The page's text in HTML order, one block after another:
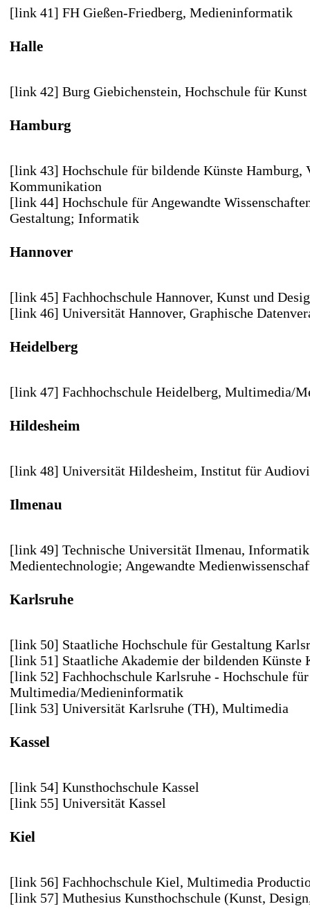
[link 41] FH Gießen-Friedberg, Medieninformatik
Halle
[link 42] Burg Giebichenstein, Hochschule für
Hamburg
[link 43] Hochschule für bildende Künste Hamburg,
Kommunikation
[link 44] Hochschule für Angewandte
Gestaltung; Informatik
Hannover
[link 45] Fachhochschule Hannover, Kunst und
[link 46] Universität Hannover, Graphische
Heidelberg
[link 47] Fachhochschule Heidelberg, Multimedia/
Hildesheim
[link 48] Universität Hildesheim, Institut für
Ilmenau
[link 49] Technische Universität Ilmenau,
Medientechnologie; Angewandte
Karlsruhe
[link 50] Staatliche Hochschule für Gestaltung
[link 51] Staatliche Akademie der bildenden Künste
[link 52] Fachhochschule Karlsruhe - Hochschule
Multimedia/Medieninformatik
[link 53] Universität Karlsruhe (TH), Multimedia
Kassel
[link 54] Kunsthochschule Kassel
[link 55] Universität Kassel
Kiel
[link 56] Fachhochschule Kiel, Multimedia
[link 57] Muthesius Kunsthochschule (Kunst,